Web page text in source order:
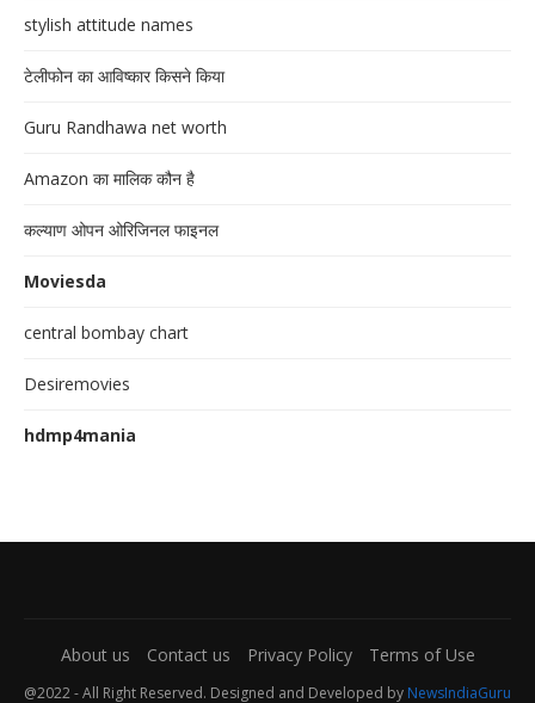
stylish attitude names
टेलीफोन का आविष्कार किसने किया
Guru Randhawa net worth
Amazon का मालिक कौन है
कल्याण ओपन ओरिजिनल फाइनल
Moviesda
central bombay chart
Desiremovies
hdmp4mania
About us Contact us Privacy Policy Terms of Use
@2022 - All Right Reserved. Designed and Developed by NewsIndiaGuru